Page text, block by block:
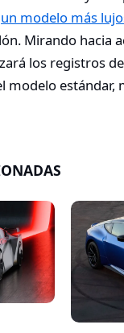
un modelo más
Mirando hacia
los registros
modelo estándar,